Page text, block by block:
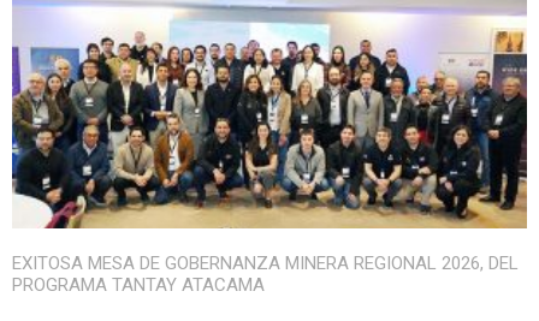
EXITOSA MESA DE GOBERNANZA MINERA REGIONAL 2026, DEL
PROGRAMA TANTAY ATACAMA